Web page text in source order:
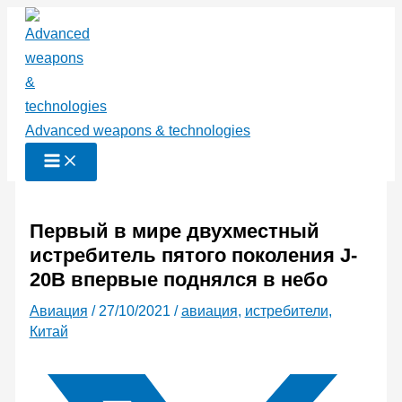
Перейти
содержимому
Advanced weapons & technologies
Первый в мире двухместный
истребитель пятого поколения J-
20B впервые поднялся в небо
Авиация / 27/10/2021 /авиация, истребители,
Китай